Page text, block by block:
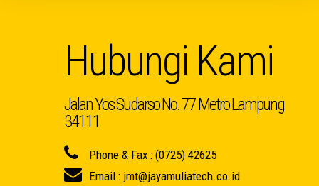
Hubungi Kami
Jalan Yos Sudarso No. 77 Metro Lampung
34111
Phone & Fax : (0725) 42625
Email : jmt@jayamuliatech.co.id